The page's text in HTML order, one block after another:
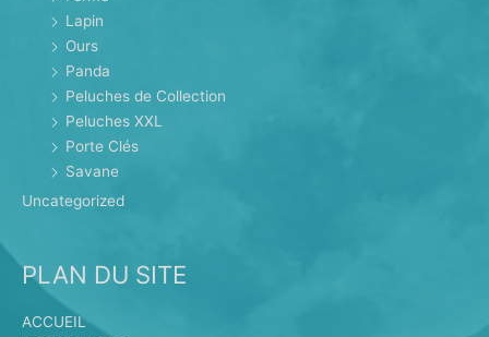
Lapin
Ours
Panda
Peluches de Collection
Peluches XXL
Porte Clés
Savane
Uncategorized
PLAN DU SITE
ACCUEIL